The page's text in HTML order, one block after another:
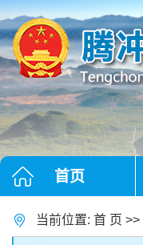
首页
当前位置: 首 页 >>